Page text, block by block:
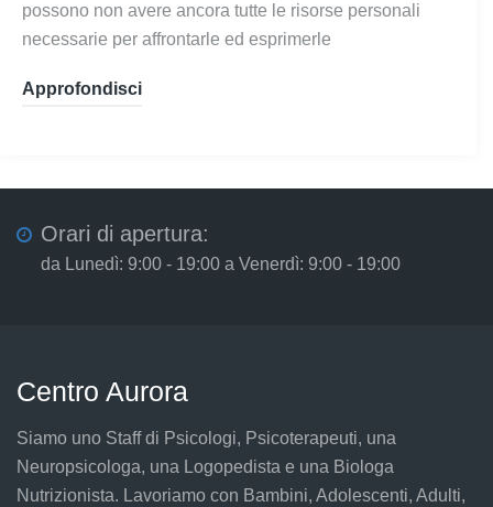
possono non avere ancora tutte le risorse personali
necessarie per affrontarle ed esprimerle
Approfondisci
Orari di apertura:
da Lunedì: 9:00 - 19:00 a Venerdì: 9:00 - 19:00
Centro Aurora
Siamo uno Staff di Psicologi, Psicoterapeuti, una
Neuropsicologa, una Logopedista e una Biologa
Nutrizionista. Lavoriamo con Bambini, Adolescenti, Adulti,